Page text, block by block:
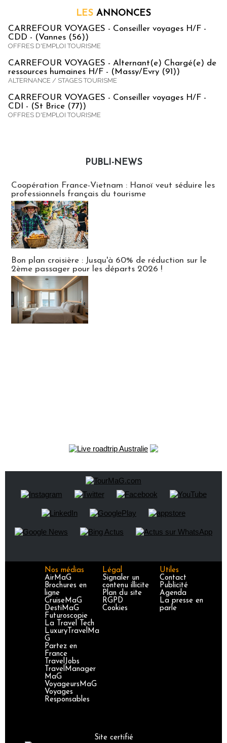
LES ANNONCES
CARREFOUR VOYAGES - Conseiller voyages H/F -
CDD - (Vannes (56))
OFFRES D'EMPLOI TOURISME
CARREFOUR VOYAGES - Alternant(e) Chargé(e) de
ressources humaines H/F - (Massy/Evry (91))
ALTERNANCE / STAGES TOURISME
CARREFOUR VOYAGES - Conseiller voyages H/F -
CDI - (St Brice (77))
OFFRES D'EMPLOI TOURISME
PUBLI-NEWS
Coopération France-Vietnam : Hanoï veut séduire les
professionnels français du tourisme
Bon plan croisière : Jusqu'à 60% de réduction sur le
2ème passager pour les départs 2026 !
Nos médias
AirMaG
Brochures en
ligne
CruiseMaG
DestiMaG
Futuroscopie
La Travel Tech
LuxuryTravelMa
G
Partez en
France
TravelJobs
TravelManager
MaG
VoyageursMaG
Voyages
Responsables
Légal
Signaler un
contenu illicite
Plan du site
RGPD
Cookies
Utiles
Contact
Publicité
Agenda
La presse en
parle
Site certifié